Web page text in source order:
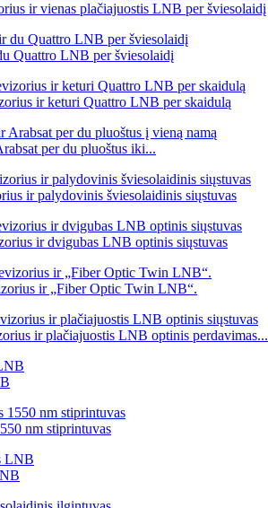
ir vienas plačiajuostis LNB per šviesolaidį
Quattro LNB per šviesolaidį
ir keturi Quattro LNB per skaidulą
per du pluoštus iki...
ir palydovinis šviesolaidinis siųstuvas
ir dvigubas LNB optinis siųstuvas
ir „Fiber Optic Twin LNB“.
ir plačiajuostis LNB optinis perdavimas...
nm stiprintuvas